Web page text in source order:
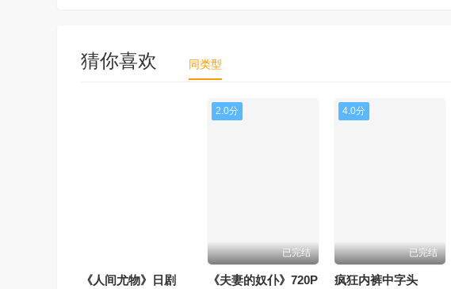
猜你喜欢 同类型
《人间尤物》日剧
2.0分
已完结
《夫妻的奴仆》720P
4.0分
已完结
疯狂内裤中字头